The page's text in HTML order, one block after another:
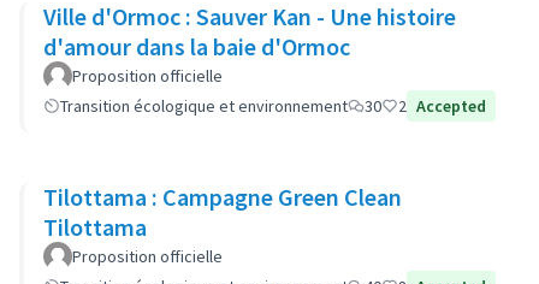
Ville d'Ormoc : Sauver Kan - Une histoire
d'amour dans la baie d'Ormoc
Proposition officielle
Transition écologique et environnement
30 2 Accepted
Tilottama : Campagne Green Clean
Tilottama
Proposition officielle